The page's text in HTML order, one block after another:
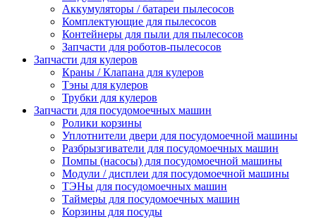
Аккумуляторы / батареи пылесосов
Комплектующие для пылесосов
Контейнеры для пыли для пылесосов
Запчасти для роботов-пылесосов
Запчасти для кулеров
Краны / Клапана для кулеров
Тэны для кулеров
Трубки для кулеров
Запчасти для посудомоечных машин
Ролики корзины
Уплотнители двери для посудомоечной машины
Разбрызгиватели для посудомоечных машин
Помпы (насосы) для посудомоечной машины
Модули / дисплеи для посудомоечной машины
ТЭНы для посудомоечных машин
Таймеры для посудомоечных машин
Корзины для посуды